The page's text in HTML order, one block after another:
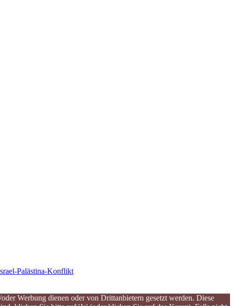
Palästina-Konflikt
Werbung dienen oder von Drittanbietern gesetzt werden. Diese